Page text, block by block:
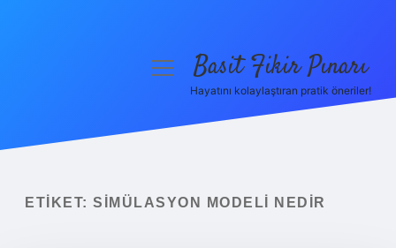
Yasal Uyarı
menüyüBasit Fikir Pınarı
Hayatını kolaylaştıran pratik öneriler!
ETIKET: SIMÜLASYON MODELI NEDIR